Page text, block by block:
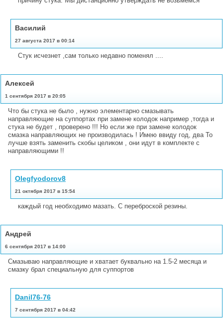
Василий
27 августа 2017 в 00:14
Стук исчезнет ,сам только недавно поменял ....
Алексей
1 сентября 2017 в 20:05
Что бы стука не было , нужно элементарно смазывать
направляющие на суппортах при замене колодок например ,тогда и
стука не будет , проверено !!! Но если же при замене колодок
смазка направляющих не производилась ! Имею ввиду год, два То
лучше взять заменить скобы целиком , они идут в комплекте с
направляющими !!
Olegfyodorov8
21 октября 2017 в 15:54
каждый год необходимо мазать. С переброской резины.
Андрей
6 сентября 2017 в 14:00
Смазываю направляющие и хватает буквально на 1.5-2 месяца и
смазку брал специальную для суппортов
Danil76-76
7 сентября 2017 в 04:42